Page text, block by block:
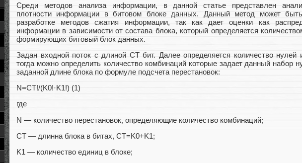
Среди методов анализа информации, в данной статье представлен
плотности информации в битовом блоке данных. Данный метод может
разработке методов сжатия информации, так как дает оценки как
информации в зависимости от состава блока, который определяется
формирующих битовый блок данных.
Задан входной поток с длиной CT бит. Далее определяется количество нулей
тогда можно определить количество комбинаций которые задает данный набор
заданной длине блока по формуле подсчета перестановок:
N=CT!/(K0!·K1!) (1)
где
N — количество перестановок, определяющие количество комбинаций;
CT — длинна блока в битах, CT=K0+K1;
K1 — количество единиц в блоке;